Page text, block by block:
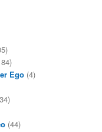
Ego (4)
(44)